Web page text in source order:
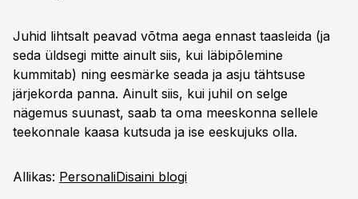
Juhid lihtsalt peavad võtma aega ennast taasleida (ja
seda üldsegi mitte ainult siis, kui läbipõlemine
kummitab) ning eesmärke seada ja asju tähtsuse
järjekorda panna. Ainult siis, kui juhil on selge
nägemus suunast, saab ta oma meeskonna sellele
teekonnale kaasa kutsuda ja ise eeskujuks olla.
Allikas: PersonaliDisaini blogi